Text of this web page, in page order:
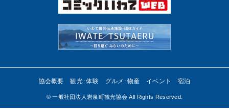
協会概要 観光･体験 グルメ･物産 イベント 宿泊
©︎ 一般社団法人岩泉町観光協会 All Rights Reserved.